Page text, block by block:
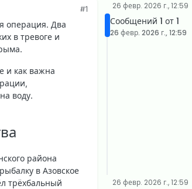
#1
операция. Два
в тревоге и
и как важна
воду.
района
в Азовское
трёхбальный
26 февр. 2026 г., 12:59
Сообщений 1 от 1
26 февр. 2026 г., 12:59
26 февр. 2026 г., 12:59